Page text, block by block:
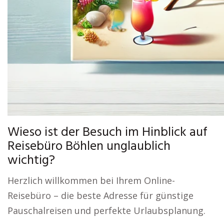
Wieso ist der Besuch im Hinblick auf
Reisebüro Böhlen unglaublich
wichtig?
Herzlich willkommen bei Ihrem Online-
Reisebüro – die beste Adresse für günstige
Pauschalreisen und perfekte Urlaubsplanung.